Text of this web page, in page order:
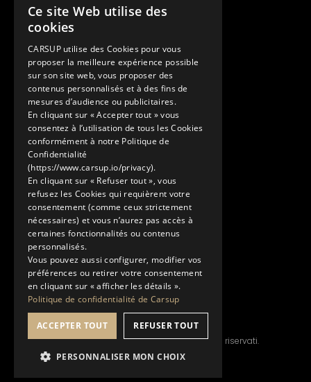
Contatti
+33 1 89 47 00 43
contact@carsup.io
Pagina contatti
Scopri
Le nostre Conciergerie
I nostri servizi
Lo Showroom
Il mondo Carsup
Il diario di bordo
Scopri di più
Note legali
Informativa sulla privacy
Condizioni generali di utilizzo
© Copyright 2026 Carsup.io. Tutti i diritti riservati.
Ce site Web utilise des
cookies
CARSUP utilise des Cookies pour vous
proposer la meilleure expérience possible
sur son site web, vous proposer des
contenus personnalisés et à des fins de
mesures d’audience ou publicitaires.
En cliquant sur « Accepter tout » vous
consentez à l’utilisation de tous les Cookies
conformément à notre Politique de
Confidentialité
(https://www.carsup.io/privacy).
En cliquant sur « Refuser tout », vous
refusez les Cookies qui requièrent votre
consentement (comme ceux strictement
nécessaires) et vous n’aurez pas accès à
certaines fonctionnalités ou contenus
personnalisés.
Vous pouvez aussi configurer, modifier vos
préférences ou retirer votre consentement
en cliquant sur « afficher les détails ».
Politique de confidentialité de Carsup
ACCEPTER TOUT REFUSER TOUT
PERSONNALISER MON CHOIX